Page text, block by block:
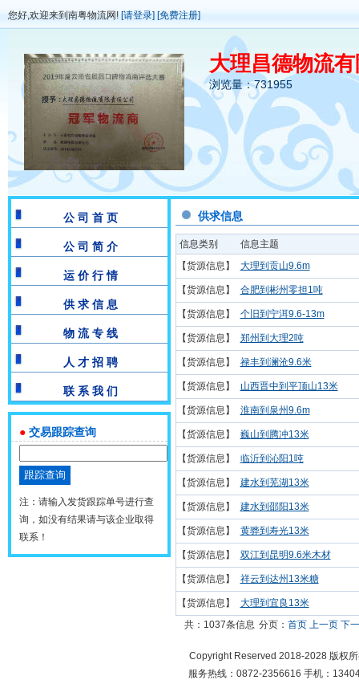
您好,欢迎来到南粤物流网! [请登录] [免费注册]
大理昌德物流
浏览量：731955
公 司 首 页
公 司 简 介
运 价 行 情
供 求 信 息
物 流 专 线
人 才 招 聘
联 系 我 们
● 交易跟踪查询
注：请输入发货跟踪单号进行查
询，如没有结果请与该企业取得
联系！
供求信息
信息类别
信息主题
【货源信息】
大理到贡山9.6m
【货源信息】 合肥到彬州零担1吨
【货源信息】 个旧到宁洱9.6-13m
【货源信息】 郑州到大理2吨
【货源信息】 禄丰到澜沧9.6米
【货源信息】 山西晋中到平顶山13米
【货源信息】 淮南到泉州9.6m
【货源信息】 巍山到腾冲13米
【货源信息】 临沂到沁阳1吨
【货源信息】 建水到芜湖13米
【货源信息】 建水到邵阳13米
【货源信息】 黄骅到寿光13米
【货源信息】 双江到昆明9.6米木材
【货源信息】 祥云到达州13米糖
【货源信息】
大理到宜良13米
共：1037条信息 分页： 首页 上一页 下
Copyright Reserved 2018-2028 版权
服务热线：0872-2356616 手机：